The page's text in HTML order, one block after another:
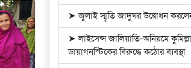
➤ জুলাই স্মৃতি জাদুঘর উদ্বোধন করলেন
➤ লাইসেন্স জালিয়াতি-অনিয়মে
ডায়াগনস্টিকের বিরুদ্ধে কঠোর ব্যবস্থা